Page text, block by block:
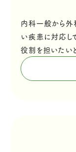
内科一般から外
い疾患に対応し
役割を担いたい